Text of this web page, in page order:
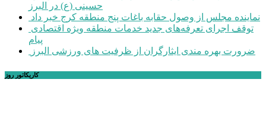
حسینی (ع) در البرز
نماینده مجلس از وصول حقابه باغات پنج منطقه کرج خبر داد
پیام
ضرورت بهره مندی ایثارگران از ظرفیت های ورزشی البرز
کاریکاتور روز